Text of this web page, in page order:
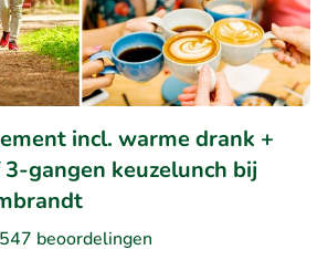
incl. warme drank +
gangen keuzelunch bij
beoordelingen